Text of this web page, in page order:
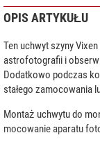
OPIS ARTYKUŁU
Ten uchwyt szyny
astrofotografii i
Dodatkowo podczas
stałego zamocowania
Montaż uchwytu do
mocowanie aparatu